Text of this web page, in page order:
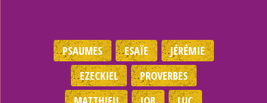
PSAUMES ESAÏE
JÉRÉMIE
EZECKIEL
PROVERBES